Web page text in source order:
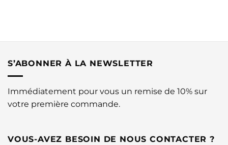
S’ABONNER À LA NEWSLETTER
Immédiatement pour vous un remise de 10% sur
votre première commande.
VOUS-AVEZ BESOIN DE NOUS CONTACTER ?